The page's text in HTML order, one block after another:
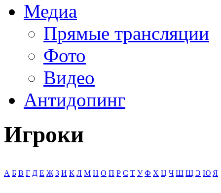
Медиа
Прямые трансляции
Фото
Видео
Антидопинг
Игроки
А Б В Г Д Е Ж З И К Л М Н О П Р С Т У Ф Х Ц Ч Ш Щ Э Ю Я